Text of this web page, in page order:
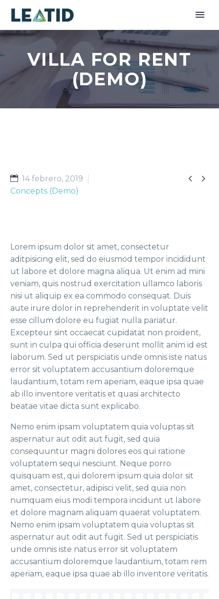
VILLA FOR RENT
(DEMO)
 
14 febrero, 2019
Concepts (Demo)
Lorem ipsum dolor sit amet, consectetur
aditpisicing elit, sed do eiusmod tempor incididunt
ut labore et dolore magna aliqua. Ut enim ad mini
veniam, quis nostrud exercitation ullamco laboris
nisi ut aliquip ex ea commodo consequat. Duis
aute irure dolor in reprehenderit in voluptate velit
esse cillum dolore eu fugiat nulla pariatur.
Excepteur sint occaecat cupidatat non proident,
sunt in culpa qui officia deserunt mollit anim id est
laborum. Sed ut perspiciatis unde omnis iste natus
error sit voluptatem accusantium doloremque
laudantium, totam rem aperiam, eaque ipsa quae
ab illo inventore veritatis et quasi architecto
beatae vitae dicta sunt explicabo.
Nemo enim ipsam voluptatem quia voluptas sit
aspernatur aut odit aut fugit, sed quia
consequuntur magni dolores eos qui ratione
voluptatem sequi nesciunt. Neque porro
quisquam est, qui dolorem ipsum quia dolor sit
amet, consectetur, adipisci velit, sed quia non
numquam eius modi tempora incidunt ut labore
et dolore magnam aliquam quaerat voluptatem.
Nemo enim ipsam voluptatem quia voluptas sit
aspernatur aut odit aut fugit. Sed ut perspiciatis
unde omnis iste natus error sit voluptatem
accusantium doloremque laudantium, totam rem
aperiam, eaque ipsa quae ab illo inventore veritatis.